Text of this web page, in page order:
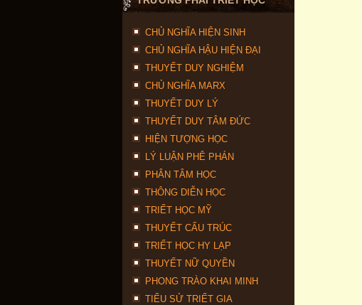
CHỦ NGHĨA HIỆN SINH
CHỦ NGHĨA HẬU HIỆN ĐẠI
THUYẾT DUY NGHIỆM
CHỦ NGHĨA MARX
THUYẾT DUY LÝ
THUYẾT DUY TÂM ĐỨC
HIỆN TƯỢNG HỌC
LÝ LUẬN PHÊ PHÁN
PHÂN TÂM HỌC
THÔNG DIỄN HỌC
TRIẾT HỌC MỸ
THUYẾT CẤU TRÚC
TRIẾT HỌC HY LẠP
THUYẾT NỮ QUYỀN
PHONG TRÀO KHAI MINH
TIỂU SỬ TRIẾT GIA